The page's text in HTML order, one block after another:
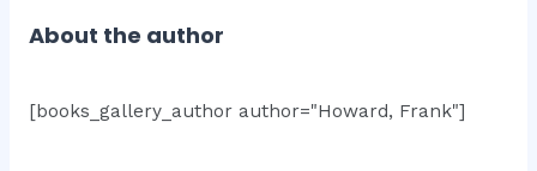
About the author
[books_gallery_author author="Howard, Frank"]